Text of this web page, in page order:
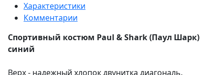
Характеристики
Комментарии
Спортивный костюм Paul & Shark (Паул Шарк)
синий
Верх - надежный хлопок двунитка диагональ.